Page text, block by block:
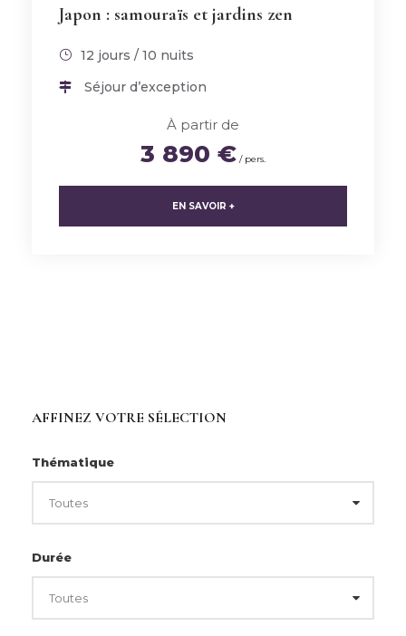
Japon : samouraïs et jardins zen
12 jours / 10 nuits
Séjour d’exception
À partir de
3 890 € / pers.
EN SAVOIR +
AFFINEZ VOTRE SÉLECTION
Thématique
Durée